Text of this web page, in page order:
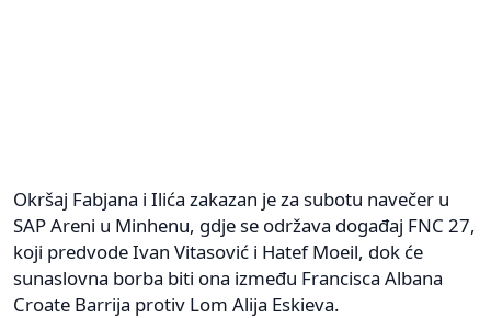
Okršaj Fabjana i Ilića zakazan je za subotu navečer u
SAP Areni u Minhenu, gdje se održava događaj FNC 27,
koji predvode Ivan Vitasović i Hatef Moeil, dok će
sunaslovna borba biti ona između Francisca Albana
Croate Barrija protiv Lom Alija Eskieva.